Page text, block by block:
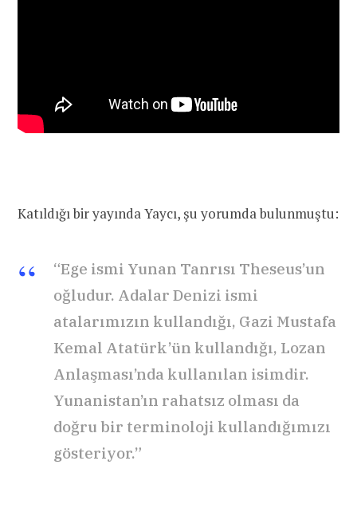
Katıldığı bir yayında Yaycı, şu yorumda bulunmuştu:
“Ege ismi Yunan Tanrısı Theseus’un
oğludur. Adalar Denizi ismi
atalarımızın kullandığı, Gazi Mustafa
Kemal Atatürk’ün kullandığı, Lozan
Anlaşması’nda kullanılan isimdir.
Yunanistan’ın rahatsız olması da
doğru bir terminoloji kullandığımızı
gösteriyor.”